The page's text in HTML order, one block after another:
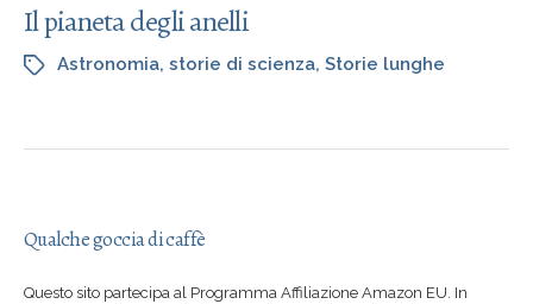
Il pianeta degli anelli
Astronomia, storie di scienza, Storie lunghe
Qualche goccia di caffè
Questo sito partecipa al Programma Affiliazione Amazon EU. In